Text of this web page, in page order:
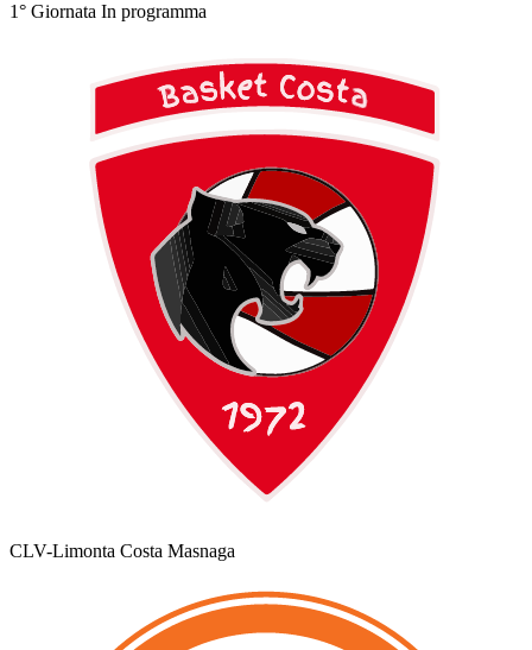
1° Giornata In programma
CLV-Limonta Costa Masnaga